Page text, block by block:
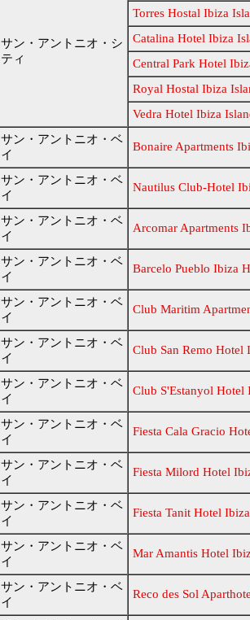
サン・アントニオ・シ
ティ
Torres Hostal Ibiza
Catalina Hotel Ibiza
Central Park Hotel
Royal Hostal Ibiza
Vedra Hotel Ibiza
サン・アントニオ・ベ
イ
Bonaire Apartments
サン・アントニオ・ベ
イ
Nautilus Club-Hotel
サン・アントニオ・ベ
イ
Arcomar Apartments
サン・アントニオ・ベ
イ
Barcelo Pueblo Ibiza
サン・アントニオ・ベ
イ
Club Maritim
サン・アントニオ・ベ
イ
Club San Remo Hotel
サン・アントニオ・ベ
イ
Club S'Estanyol Hotel
サン・アントニオ・ベ
イ
Fiesta Cala Gracio
サン・アントニオ・ベ
イ
Fiesta Milord Hotel
サン・アントニオ・ベ
イ
Fiesta Tanit Hotel Ibiza
サン・アントニオ・ベ
イ
Mar Amantis Hotel
サン・アントニオ・ベ
イ
Reco des Sol